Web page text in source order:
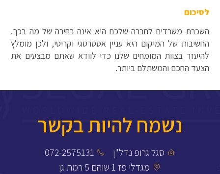
לסיכום
השכרת משרדים לחברה שלכם היא אינה בחירה של מה בכך.
החשיבות של המיקום היא עניין אסטרטגי וקריטי, ולכן מומלץ
להיעזר בצוות המומחים שלנו כדי לוודא שאתם מבצעים את
הצעד החכם והמשתלם ביותר.
נשמח להיות בקשר
סגל גרופ נדל"ן
072-2575131
מגדלי פז 1 שוהם 5 רמת גן